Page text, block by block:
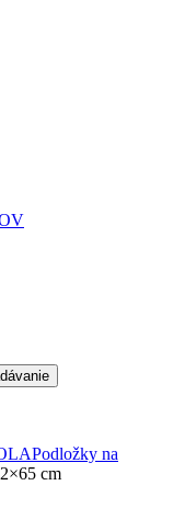
Podložky na
cm